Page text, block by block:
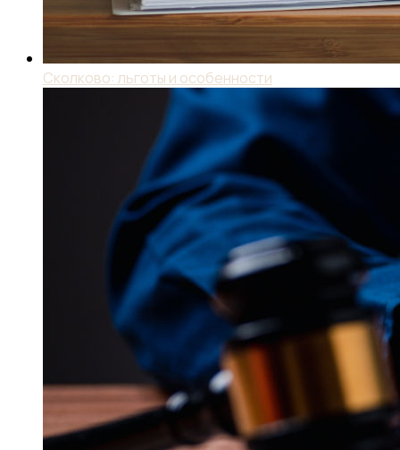
Сколково: льготы и особенности